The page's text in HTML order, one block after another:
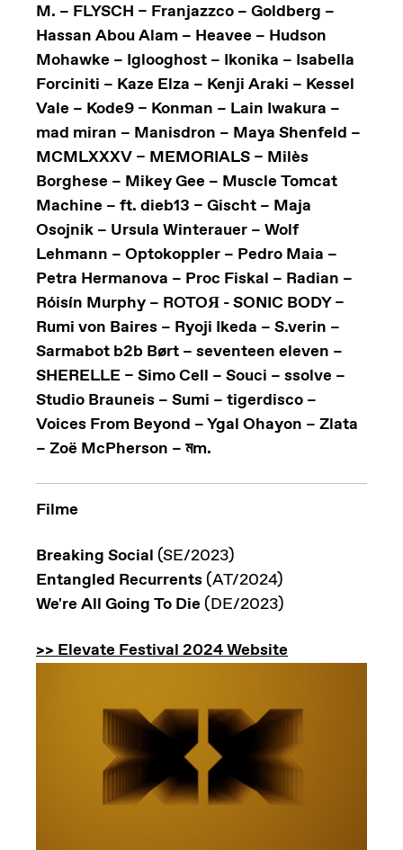
M. – FLYSCH – Franjazzco – Goldberg –
Hassan Abou Alam – Heavee – Hudson
Mohawke – Iglooghost – Ikonika – Isabella
Forciniti – Kaze Elza – Kenji Araki – Kessel
Vale – Kode9 – Konman – Lain Iwakura –
mad miran – Manisdron – Maya Shenfeld –
MCMLXXXV – MEMORIALS – Milès
Borghese – Mikey Gee – Muscle Tomcat
Machine – ft. dieb13 – Gischt – Maja
Osojnik – Ursula Winterauer – Wolf
Lehmann – Optokoppler – Pedro Maia –
Petra Hermanova – Proc Fiskal – Radian –
Róisín Murphy – ROTOЯ - SONIC BODY –
Rumi von Baires – Ryoji Ikeda – S.verin –
Sarmabot b2b Børt – seventeen eleven –
SHERELLE – Simo Cell – Souci – ssolve –
Studio Brauneis – Sumi – tigerdisco –
Voices From Beyond – Ygal Ohayon – Zlata
– Zoë McPherson – মm.
Filme
Breaking Social (SE/2023)
Entangled Recurrents (AT/2024)
We're All Going To Die (DE/2023)
>> Elevate Festival 2024 Website